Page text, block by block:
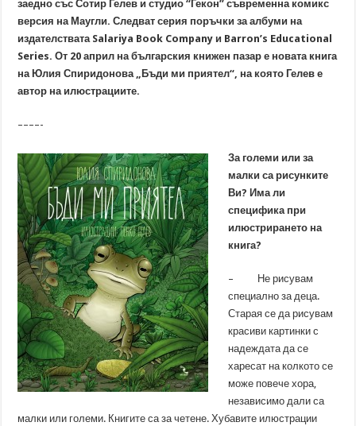
заедно със Сотир Гелев и студио “Гекон” съвременна комикс
версия на Маугли. Следват серия поръчки за албуми на
издателствата Salariya Book Company и Barron’s Educational
Series. От 20 април на българския книжен пазар е новата книга
на Юлия Спиридонова „Бъди ми приятел“, на която Гелев е
автор на илюстрациите.
––––-
За големи или за
малки са рисунките
Ви? Има ли
специфика при
илюстрирането на
книга?
– Не рисувам
специално за деца.
Старая се да рисувам
красиви картинки с
надеждата да се
харесат на колкото се
може повече хора,
независимо дали са
малки или големи. Книгите са за четене. Хубавите илюстрации